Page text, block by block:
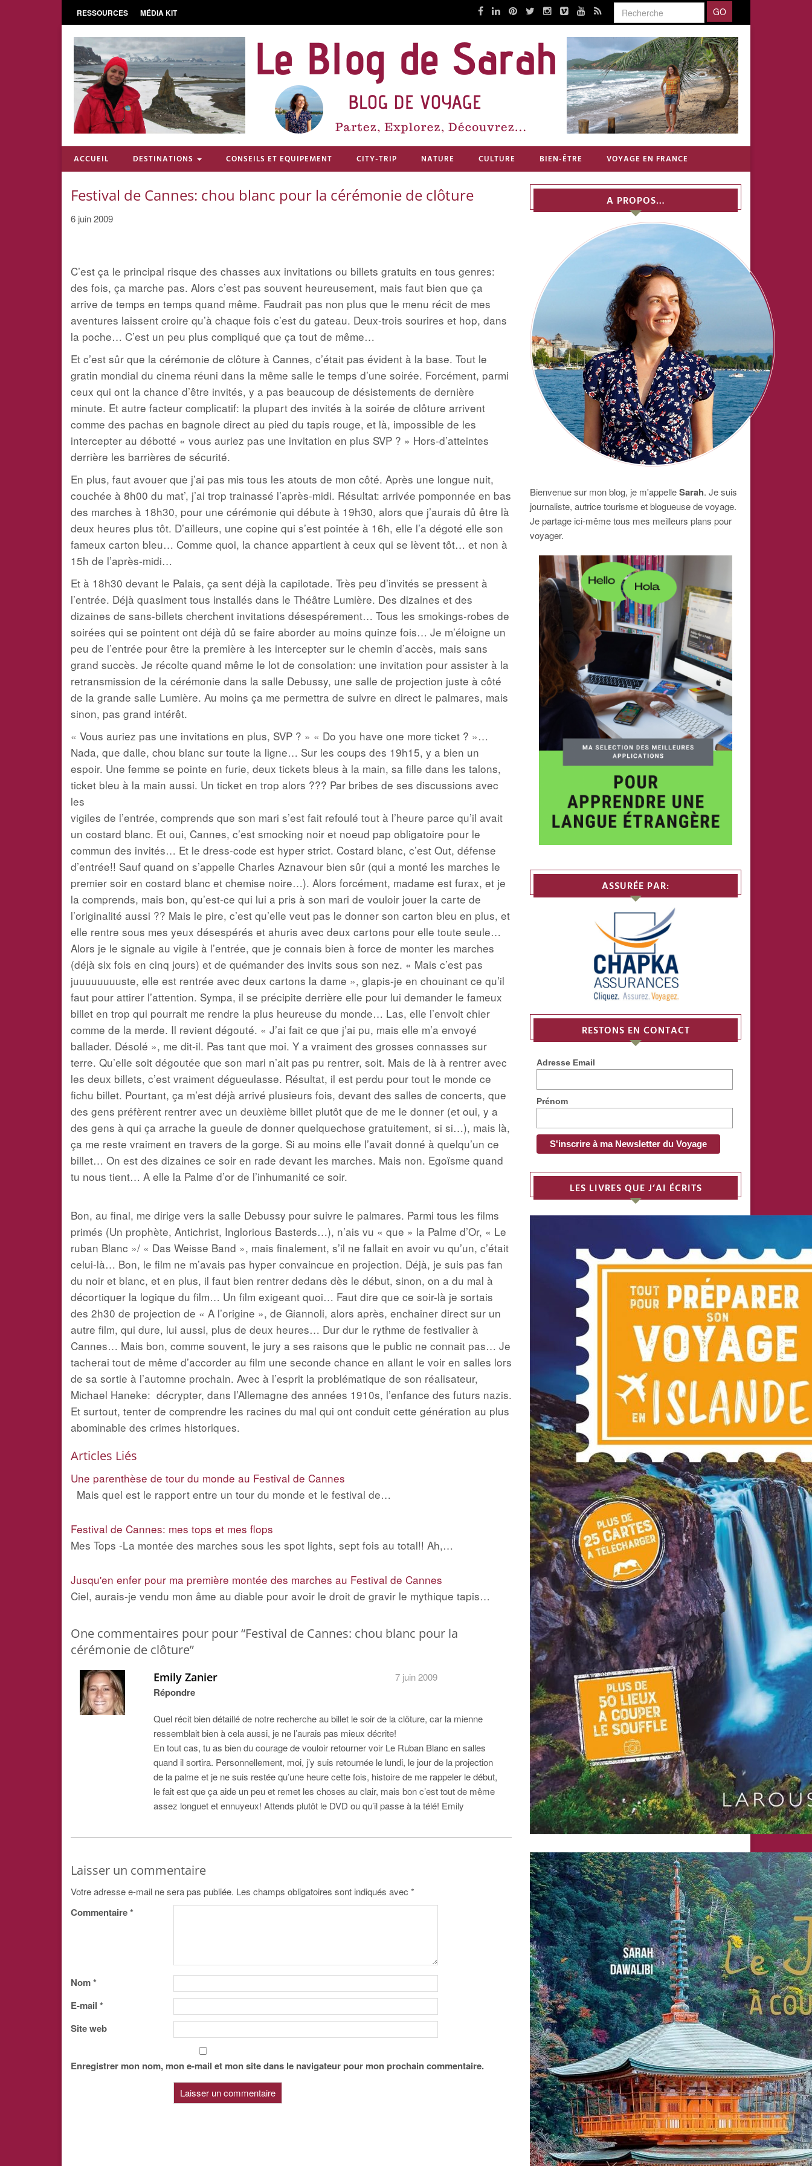
RESSOURCES MÉDIA KIT
ACCUEIL DESTINATIONS CONSEILS ET EQUIPEMENT CITY-TRIP NATURE CULTURE BIEN-ÊTRE VOYAGE EN FRANCE
Festival de Cannes: chou blanc pour la cérémonie de clôture
6 juin 2009
C’est ça le principal risque des chasses aux invitations ou billets gratuits en tous genres:
des fois, ça marche pas. Alors c’est pas souvent heureusement, mais faut bien que ça
arrive de temps en temps quand même. Faudrait pas non plus que le menu récit de mes
aventures laissent croire qu’à chaque fois c’est du gateau. Deux-trois sourires et hop, dans
la poche… C’est un peu plus compliqué que ça tout de même…
Et c’est sûr que la cérémonie de clôture à Cannes, c’était pas évident à la base. Tout le
gratin mondial du cinema réuni dans la même salle le temps d’une soirée. Forcément, parmi
ceux qui ont la chance d’être invités, y a pas beaucoup de désistements de dernière
minute. Et autre facteur complicatif: la plupart des invités à la soirée de clôture arrivent
comme des pachas en bagnole direct au pied du tapis rouge, et là, impossible de les
intercepter au débotté « vous auriez pas une invitation en plus SVP ? » Hors-d’atteintes
derrière les barrières de sécurité.
En plus, faut avouer que j’ai pas mis tous les atouts de mon côté. Après une longue nuit,
couchée à 8h00 du mat’, j’ai trop trainassé l’après-midi. Résultat: arrivée pomponnée en bas
des marches à 18h30, pour une cérémonie qui débute à 19h30, alors que j’aurais dû être là
deux heures plus tôt. D’ailleurs, une copine qui s’est pointée à 16h, elle l’a dégoté elle son
fameux carton bleu… Comme quoi, la chance appartient à ceux qui se lèvent tôt… et non à
15h de l’après-midi…
Et à 18h30 devant le Palais, ça sent déjà la capilotade. Très peu d’invités se pressent à
l’entrée. Déjà quasiment tous installés dans le Théâtre Lumière. Des dizaines et des
dizaines de sans-billets cherchent invitations désespérement… Tous les smokings-robes de
soirées qui se pointent ont déjà dû se faire aborder au moins quinze fois… Je m’éloigne un
peu de l’entrée pour être la première à les intercepter sur le chemin d’accès, mais sans
grand succès. Je récolte quand même le lot de consolation: une invitation pour assister à la
retransmission de la cérémonie dans la salle Debussy, une salle de projection juste à côté
de la grande salle Lumière. Au moins ça me permettra de suivre en direct le palmares, mais
sinon, pas grand intérêt.
« Vous auriez pas une invitations en plus, SVP ? » « Do you have one more ticket ? »…
Nada, que dalle, chou blanc sur toute la ligne… Sur les coups des 19h15, y a bien un
espoir. Une femme se pointe en furie, deux tickets bleus à la main, sa fille dans les talons,
ticket bleu à la main aussi. Un ticket en trop alors ??? Par bribes de ses discussions avec
les
vigiles de l’entrée, comprends que son mari s’est fait refoulé tout à l’heure parce qu’il avait
un costard blanc. Et oui, Cannes, c’est smocking noir et noeud pap obligatoire pour le
commun des invités… Et le dress-code est hyper strict. Costard blanc, c’est Out, défense
d’entrée!! Sauf quand on s’appelle Charles Aznavour bien sûr (qui a monté les marches le
premier soir en costard blanc et chemise noire…). Alors forcément, madame est furax, et je
la comprends, mais bon, qu’est-ce qui lui a pris à son mari de vouloir jouer la carte de
l’originalité aussi ?? Mais le pire, c’est qu’elle veut pas le donner son carton bleu en plus, et
elle rentre sous mes yeux désespérés et ahuris avec deux cartons pour elle toute seule…
Alors je le signale au vigile à l’entrée, que je connais bien à force de monter les marches
(déjà six fois en cinq jours) et de quémander des invits sous son nez. « Mais c’est pas
juuuuuuuuste, elle est rentrée avec deux cartons la dame », glapis-je en chouinant ce qu’il
faut pour attirer l’attention. Sympa, il se précipite derrière elle pour lui demander le fameux
billet en trop qui pourrait me rendre la plus heureuse du monde… Las, elle l’envoit chier
comme de la merde. Il revient dégouté. « J’ai fait ce que j’ai pu, mais elle m’a envoyé
ballader. Désolé », me dit-il. Pas tant que moi. Y a vraiment des grosses connasses sur
terre. Qu’elle soit dégoutée que son mari n’ait pas pu rentrer, soit. Mais de là à rentrer avec
les deux billets, c’est vraiment dégueulasse. Résultat, il est perdu pour tout le monde ce
fichu billet. Pourtant, ça m’est déjà arrivé plusieurs fois, devant des salles de concerts, que
des gens préfèrent rentrer avec un deuxième billet plutôt que de me le donner (et oui, y a
des gens à qui ça arrache la gueule de donner quelquechose gratuitement, si si…), mais là,
ça me reste vraiment en travers de la gorge. Si au moins elle l’avait donné à quelqu’un ce
billet… On est des dizaines ce soir en rade devant les marches. Mais non. Egoïsme quand
tu nous tient… A elle la Palme d’or de l’inhumanité ce soir.
Bon, au final, me dirige vers la salle Debussy pour suivre le palmares. Parmi tous les films
primés (Un prophète, Antichrist, Inglorious Basterds…), n’ais vu « que » la Palme d’Or, « Le
ruban Blanc »/ « Das Weisse Band », mais finalement, s’il ne fallait en avoir vu qu’un, c’était
celui-là… Bon, le film ne m’avais pas hyper convaincue en projection. Déjà, je suis pas fan
du noir et blanc, et en plus, il faut bien rentrer dedans dès le début, sinon, on a du mal à
décortiquer la logique du film… Un film exigeant quoi… Faut dire que ce soir-là je sortais
des 2h30 de projection de « A l’origine », de Giannoli, alors après, enchainer direct sur un
autre film, qui dure, lui aussi, plus de deux heures… Dur dur le rythme de festivalier à
Cannes… Mais bon, comme souvent, le jury a ses raisons que le public ne connait pas… Je
tacherai tout de même d’accorder au film une seconde chance en allant le voir en salles lors
de sa sortie à l’automne prochain. Avec à l’esprit la problématique de son réalisateur,
Michael Haneke: décrypter, dans l’Allemagne des années 1910s, l’enfance des futurs nazis.
Et surtout, tenter de comprendre les racines du mal qui ont conduit cette génération au plus
abominable des crimes historiques.
Articles Liés
Une parenthèse de tour du monde au Festival de Cannes
Mais quel est le rapport entre un tour du monde et le festival de…
Festival de Cannes: mes tops et mes flops
Mes Tops -La montée des marches sous les spot lights, sept fois au total!! Ah,…
Jusqu'en enfer pour ma première montée des marches au Festival de Cannes
Ciel, aurais-je vendu mon âme au diable pour avoir le droit de gravir le mythique tapis…
One commentaires pour pour “Festival de Cannes: chou blanc pour la
cérémonie de clôture”
Emily Zanier
Répondre
7 juin 2009
Quel récit bien détaillé de notre recherche au billet le soir de la clôture, car la mienne
ressemblait bien à cela aussi, je ne l’aurais pas mieux décrite!
En tout cas, tu as bien du courage de vouloir retourner voir Le Ruban Blanc en salles
quand il sortira. Personnellement, moi, j’y suis retournée le lundi, le jour de la projection
de la palme et je ne suis restée qu’une heure cette fois, histoire de me rappeler le début,
le fait est que ça aide un peu et remet les choses au clair, mais bon c’est tout de même
assez longuet et ennuyeux! Attends plutôt le DVD ou qu’il passe à la télé! Emily
Laisser un commentaire
Votre adresse e-mail ne sera pas publiée. Les champs obligatoires sont indiqués avec *
Commentaire*
Nom*
E-mail *
Site web
Enregistrer mon nom, mon e-mail et mon site dans le navigateur pour mon prochain commentaire.
A PROPOS…
Bienvenue sur mon blog, je m'appelleSarah. Je suis
journaliste, autrice tourisme et blogueuse de voyage.
Je partage ici-même tous mes meilleurs plans pour
voyager.
ASSURÉE PAR:
RESTONS EN CONTACT
Adresse Email
Prénom
LES LIVRES QUE J’AI ÉCRITS